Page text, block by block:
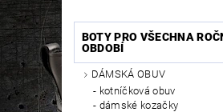
NEW ROCK DOPLŇKY/
PÉČE O OBUV
BOTY PRO VŠECHNA
OBDOBÍ
DÁMSKÁ OBUV
kotníčková obuv
dámské kozačky